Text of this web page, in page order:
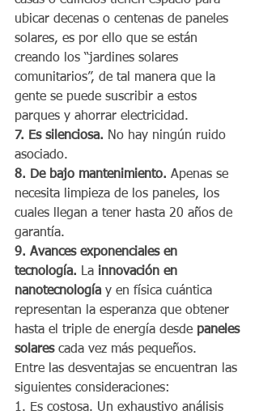
ubicar decenas o centenas de paneles
solares, es por ello que se están
creando los “jardines solares
comunitarios”, de tal manera que la
gente se puede suscribir a estos
parques y ahorrar electricidad.
7. Es silenciosa. No hay ningún ruido
asociado.
8. De bajo mantenimiento. Apenas se
necesita limpieza de los paneles, los
cuales llegan a tener hasta 20 años de
garantía.
9. Avances exponenciales en
tecnología. La innovación en
nanotecnología y en física cuántica
representan la esperanza que obtener
hasta el triple de energía desde paneles
solares cada vez más pequeños.
Entre las desventajas se encuentran las
siguientes consideraciones:
1. Es costosa. Un exhaustivo análisis